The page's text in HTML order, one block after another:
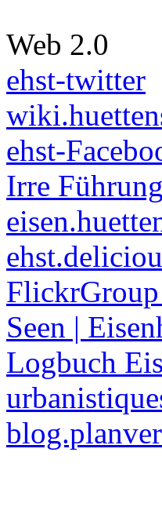
Web 2.0
ehst-twitter
ehst-
Irre
Seen |
Logbuch